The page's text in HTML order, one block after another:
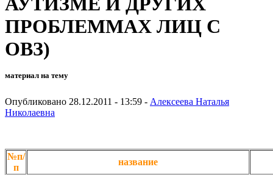
ПРОБЛЕММАХ ЛИЦ С
ОВЗ)
материал на тему
Опубликовано 28.12.2011 - 13:59 - Алексеева Наталья
Николаевна
№п/
п
название